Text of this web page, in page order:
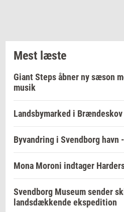
Mest læste
Giant Steps åbner ny sæson
musik
Landsbymarked i Brændeskov
Byvandring i Svendborg havn
Mona Moroni indtager
Svendborg Museum sender
landsdækkende ekspedition